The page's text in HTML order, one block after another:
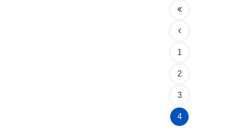
1
2
3
4